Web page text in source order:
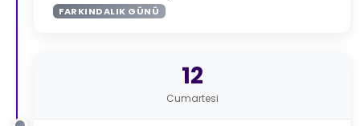
FARKINDALIK GÜNÜ
12
Cumartesi